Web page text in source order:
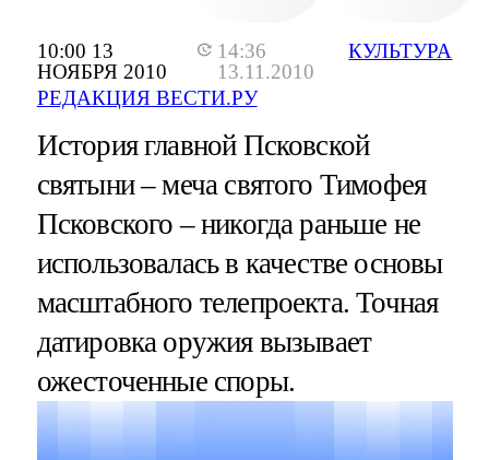
10:00 13
НОЯБРЯ 2010
14:36
13.11.2010
РЕДАКЦИЯ ВЕСТИ.РУ
КУЛЬТУРА
История главной Псковской
святыни – меча святого Тимофея
Псковского – никогда раньше не
использовалась в качестве основы
масштабного телепроекта. Точная
датировка оружия вызывает
ожесточенные споры.